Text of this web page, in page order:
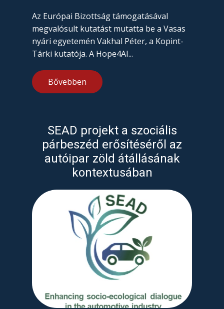
Az Európai Bizottság támogatásával
megvalósult kutatást mutatta be a Vasas
nyári egyetemén Vakhal Péter, a Kopint-
Tárki kutatója. A Hope4AI...
Bővebben
SEAD projekt a szociális
párbeszéd erősítéséről az
autóipar zöld átállásának
kontextusában